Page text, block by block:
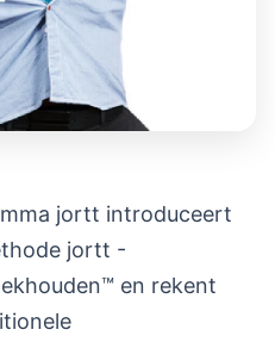
jortt introduceert
jortt -
en rekent